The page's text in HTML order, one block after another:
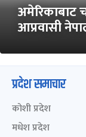
अमेरिकाबाट
आप्रवासी
प्रदेश समाचार
कोशी प्रदेश
मधेश प्रदेश